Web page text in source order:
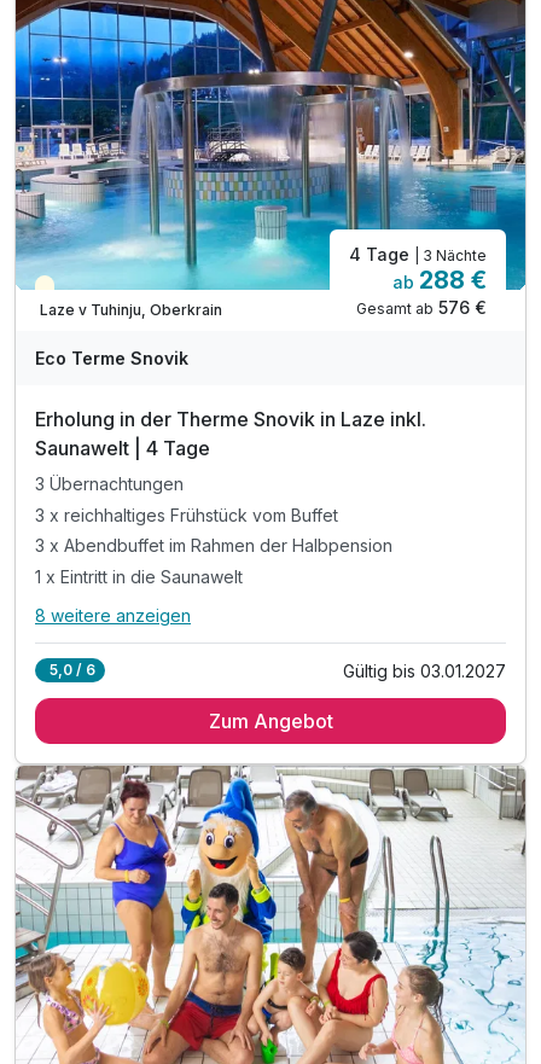
inkl. traditionell slowenisches Abendessen**
inkl. unbegrenzt heilendes Thermalwasser
inkl. Outdoor-Fitnessbereich & Kneipp-Barfußwege
inkl. Parkplatz
Teilweise ausgelastet
Laze v Tuhinju, Oberkrain
4 Tage | 3 Nächte
ab 288 €
Gesamt ab 576 €
Eco Terme Snovik
Erholung in der Therme Snovik in Laze inkl.
Saunawelt | 4 Tage
3 Übernachtungen
3 x reichhaltiges Frühstück vom Buffet
3 x Abendbuffet im Rahmen der Halbpension
1 x Eintritt in die Saunawelt
Alle Inklusivleistungen
3 x reichhaltiges Frühstück vom Buffet
1 x Eintritt in die Saunawelt
inkl. 10% Ermäßigung auf Wellnessbehandlungen
inkl. Eintritt in die Innen- und Außenthermalbäder
inkl. Kneippbäder & geführte Wassergymnastik
inkl. Nachtschwimmen in den Thermalbädern*
inkl. Outdoor-Fitnessbereich & Kneipp-Barfußwege
inkl. traditionell slowenisches Abendessen**
inkl. unbegrenzt heilendes Thermalwasser
inkl. Parkplatz
8 weitere anzeigen
5,0 / 6 Gültig bis 03.01.2027
Zum Angebot